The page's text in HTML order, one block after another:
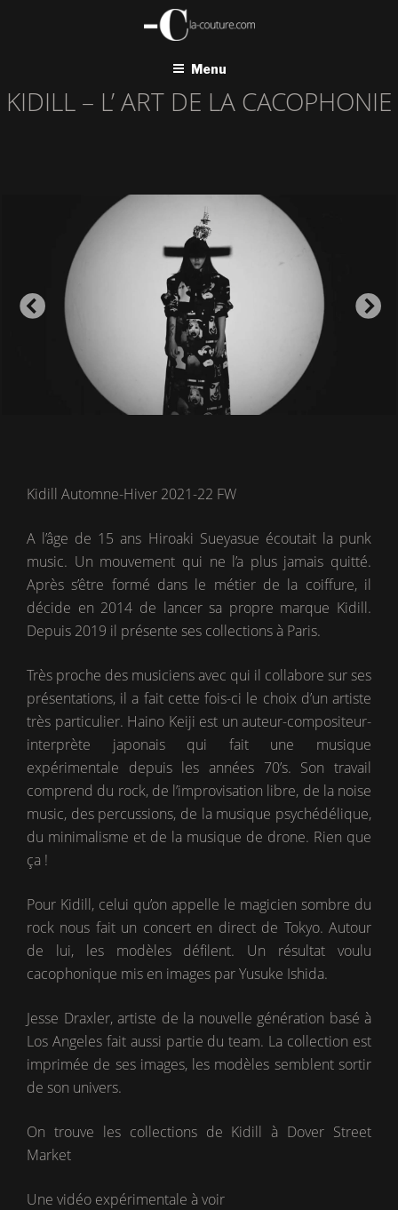
Menu
KIDILL – L’ ART DE LA CACOPHONIE
Kidill Automne-Hiver 2021-22 FW
A l’âge de 15 ans Hiroaki Sueyasue écoutait la punk
music. Un mouvement qui ne l’a plus jamais quitté.
Après s’être formé dans le métier de la coiffure, il
décide en 2014 de lancer sa propre marque Kidill.
Depuis 2019 il présente ses collections à Paris.
Très proche des musiciens avec qui il collabore sur ses
présentations, il a fait cette fois-ci le choix d’un artiste
très particulier. Haino Keiji est un auteur-compositeur-
interprète japonais qui fait une musique
expérimentale depuis les années 70’s. Son travail
comprend du rock, de l’improvisation libre, de la noise
music, des percussions, de la musique psychédélique,
du minimalisme et de la musique de drone. Rien que
ça !
Pour Kidill, celui qu’on appelle le magicien sombre du
rock nous fait un concert en direct de Tokyo. Autour
de lui, les modèles défilent. Un résultat voulu
cacophonique mis en images par Yusuke Ishida.
Jesse Draxler, artiste de la nouvelle génération basé à
Los Angeles fait aussi partie du team. La collection est
imprimée de ses images, les modèles semblent sortir
de son univers.
On trouve les collections de Kidill à Dover Street
Market
Une vidéo expérimentale à voir